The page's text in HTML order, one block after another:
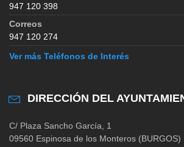
947 120 398
Correos
947 120 274
Ver más Teléfonos de Interés
DIRECCIÓN DEL
C/ Plaza Sancho García, 1
09560 Espinosa de los Monteros (BURGOS)